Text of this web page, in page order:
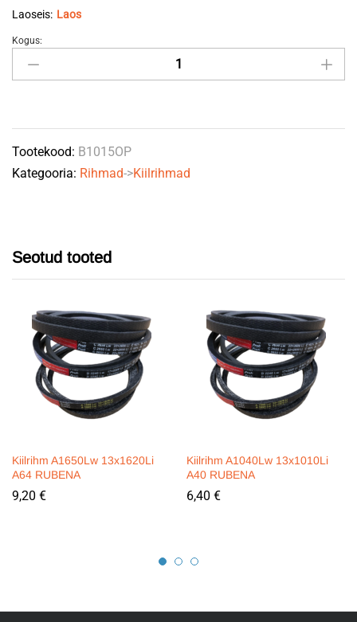
Laoseis: Laos
Kiilrihm
B1015Lw
OPTIBELT
quantity
Kogus:
Tootekood: B1015OP
Kategooria: Rihmad->Kiilrihmad
Seotud tooted
Kiilrihm A1650Lw 13x1620Li
A64 RUBENA
9,20 €
Kiilrihm A1040Lw 13x1010Li
A40 RUBENA
6,40 €